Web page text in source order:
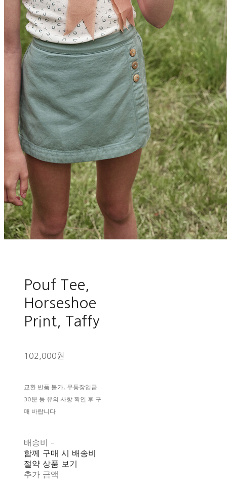
Pouf Tee,
Horseshoe
Print, Taffy
102,000원
교환 반품 불가, 무통장입금
30분 등 유의 사항 확인 후 구
매 바랍니다
배송비 -
함께 구매 시 배송비
절약 상품 보기
추가 금액